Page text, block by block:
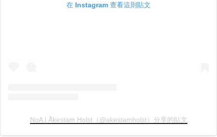
在 Instagram 查看這則貼文
NoA | Åkestam Holst（@akestamholst）分享的貼文